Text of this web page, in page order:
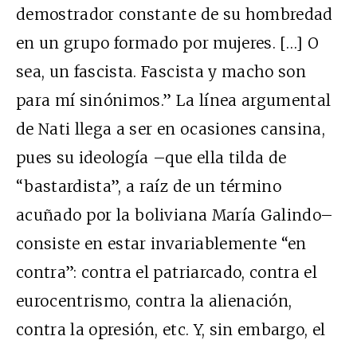
demostrador constante de su hombredad
en un grupo formado por mujeres. […] O
sea, un fascista. Fascista y macho son
para mí sinónimos.” La línea argumental
de Nati llega a ser en ocasiones cansina,
pues su ideología –que ella tilda de
“bastardista”, a raíz de un término
acuñado por la boliviana María Galindo–
consiste en estar invariablemente “en
contra”: contra el patriarcado, contra el
eurocentrismo, contra la alienación,
contra la opresión, etc. Y, sin embargo, el